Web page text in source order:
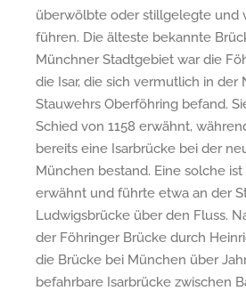
überwölbte oder stillgelegte und
führen. Die älteste bekannte
Münchner Stadtgebiet war die
die Isar, die sich vermutlich in der
Stauwehrs Oberföhring befand.
Schied von 1158 erwähnt,
bereits eine Isarbrücke bei der
München bestand. Eine solche
erwähnt und führte etwa an der
Ludwigsbrücke über den Fluss.
der Föhringer Brücke durch
die Brücke bei München über
befahrbare Isarbrücke zwischen